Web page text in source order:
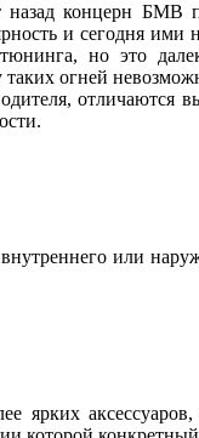
концерн БМВ
и сегодня
но это
огней
отличаются
или
аксессуаров,